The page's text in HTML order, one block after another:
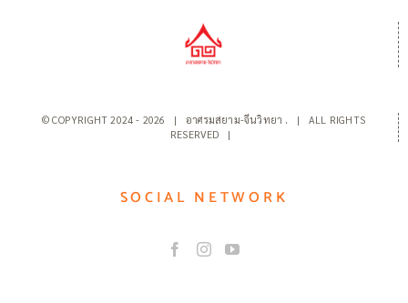
© COPYRIGHT 2024 - 2026 | อาศรมสยาม-จีนวิทยา .
| ALL RIGHTS
RESERVED |
SOCIAL NETWORK